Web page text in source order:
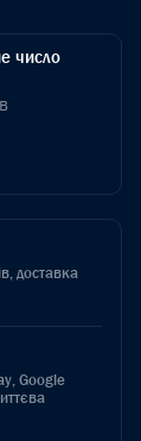
число
доставка
Google